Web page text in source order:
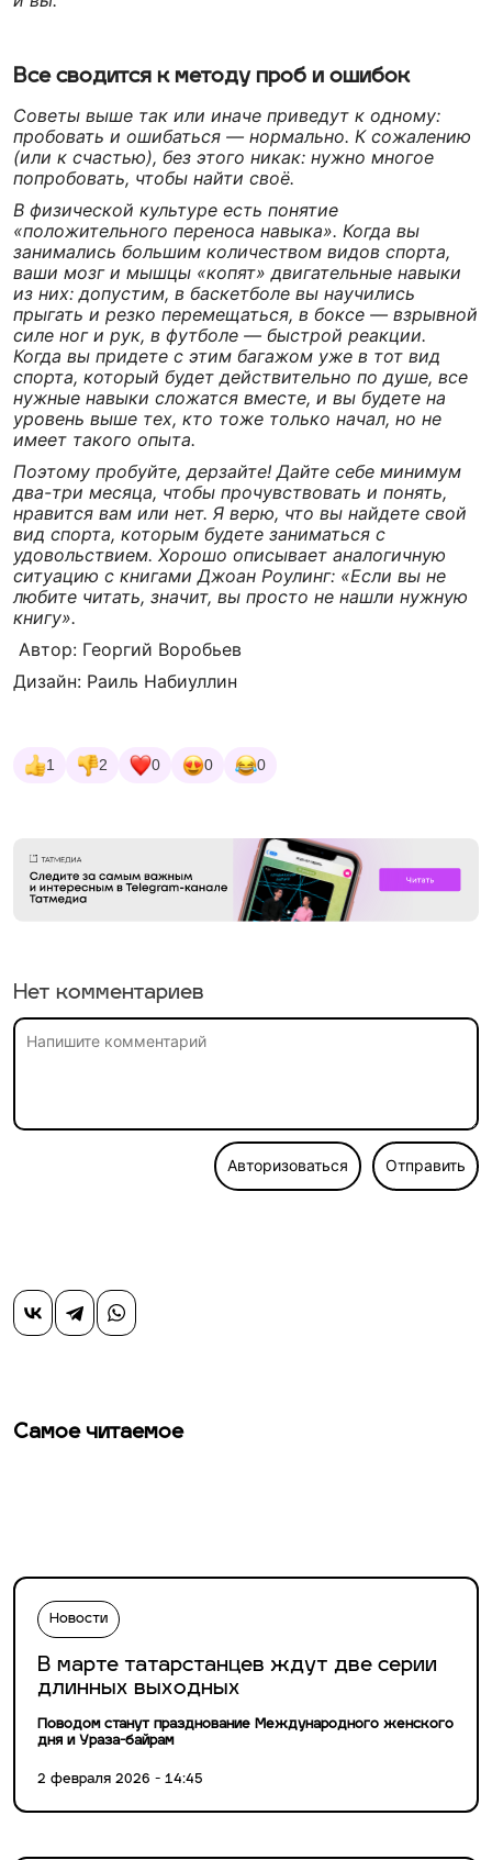
Все сводится к методу проб и ошибок
Советы выше так или иначе приведут к одному:
пробовать и ошибаться — нормально. К сожалению
(или к счастью), без этого никак: нужно многое
попробовать, чтобы найти своё.
В физической культуре есть понятие
«положительного переноса навыка». Когда вы
занимались большим количеством видов спорта,
ваши мозг и мышцы «копят» двигательные навыки
из них: допустим, в баскетболе вы научились
прыгать и резко перемещаться, в боксе — взрывной
силе ног и рук, в футболе — быстрой реакции.
Когда вы придете с этим багажом уже в тот вид
спорта, который будет действительно по душе, все
нужные навыки сложатся вместе, и вы будете на
уровень выше тех, кто тоже только начал, но не
имеет такого опыта.
Поэтому пробуйте, дерзайте! Дайте себе минимум
два-три месяца, чтобы прочувствовать и понять,
нравится вам или нет. Я верю, что вы найдете свой
вид спорта, которым будете заниматься с
удовольствием. Хорошо описывает аналогичную
ситуацию с книгами Джоан Роулинг: «Если вы не
любите читать, значит, вы просто не нашли нужную
книгу».
Автор: Георгий Воробьев
Дизайн: Раиль Набиуллин
1 2 0 0 0
Нет комментариев
Авторизоваться Отправить
Самое читаемое
Новости
В марте татарстанцев ждут две серии
длинных выходных
Поводом станут празднование Международного женского
дня и Ураза-байрам
2 февраля 2026 - 14:45